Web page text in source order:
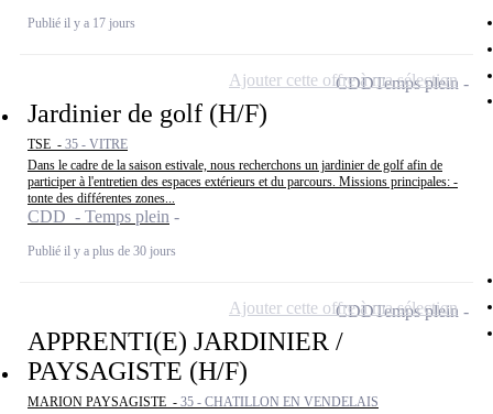
Publié il y a 17 jours
Jardinier de golf (H/F)
TSE - 35 - VITRE
Dans le cadre de la saison estivale, nous recherchons un jardinier de golf afin de
participer à l'entretien des espaces extérieurs et du parcours. Missions principales: -
tonte des différentes zones...
CDD - Temps plein
Publié il y a plus de 30 jours
CDDTemps plein
Ajouter cette offre à ma sélection
APPRENTI(E) JARDINIER /
PAYSAGISTE (H/F)
MARION PAYSAGISTE - 35 - CHATILLON EN VENDELAIS
CDDTemps plein
Ajouter cette offre à ma sélection